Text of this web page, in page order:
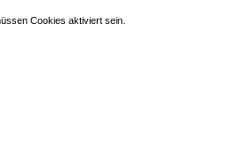
Cookies aktiviert sein.